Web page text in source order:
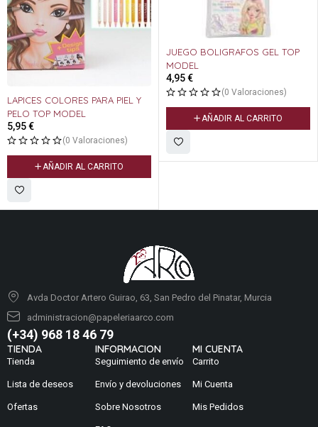
LAPICES COLORES PARA PIEL Y
PELO TOP MODEL
5,95€
(0 Valoraciones)
AÑADIR AL CARRITO
JUEGO BOLIGRAFOS GEL TOP
MODEL
4,95€
(0 Valoraciones)
AÑADIR AL CARRITO
Avda Doctor Artero Guirao, 63, San Pedro del Pinatar, Murcia
administracion@papeleriaarco.com
(+34) 968 18 46 79
TIENDA
Tienda
Lista de deseos
Ofertas
INFORMACION
Seguimiento de envío
Envío y devoluciones
Sobre Nosotros
MI CUENTA
Carrito
Mi Cuenta
Mis Pedidos